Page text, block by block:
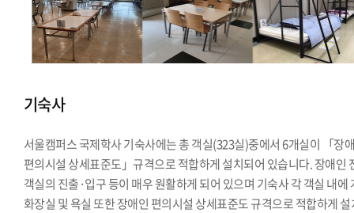
기숙사
서울캠퍼스 국제학사 기숙사에는 총 객실(323실)중에서 6개실이 「장
편의시설 상세표준도」규격으로 적합하게 설치되어 있습니다. 장애인
객실의 진출·입구 등이 매우 원활하게 되어 있으며 기숙사 각 객실 내에
화장실 및 욕실 또한 장애인 편의시설 상세표준도 규격으로 적합하게